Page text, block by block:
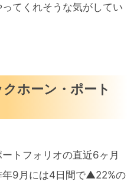
てくれそうな気がしてい
ホーン・ポート
トフォリオの直近6ヶ月
年9月には4日間で▲22%の